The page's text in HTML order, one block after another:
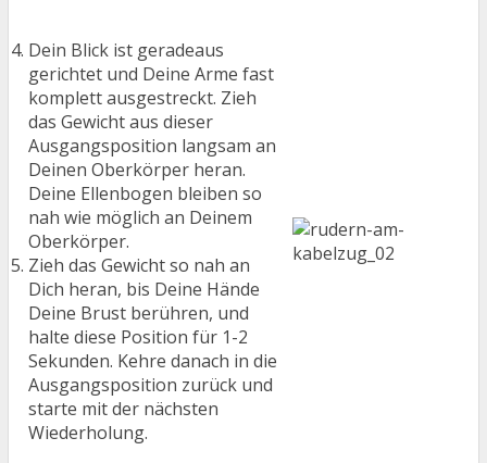
Dein Blick ist geradeaus
gerichtet und Deine Arme fast
komplett ausgestreckt. Zieh
das Gewicht aus dieser
Ausgangsposition langsam an
Deinen Oberkörper heran.
Deine Ellenbogen bleiben so
nah wie möglich an Deinem
Oberkörper.
Zieh das Gewicht so nah an
Dich heran, bis Deine Hände
Deine Brust berühren, und
halte diese Position für 1-2
Sekunden. Kehre danach in die
Ausgangsposition zurück und
starte mit der nächsten
Wiederholung.